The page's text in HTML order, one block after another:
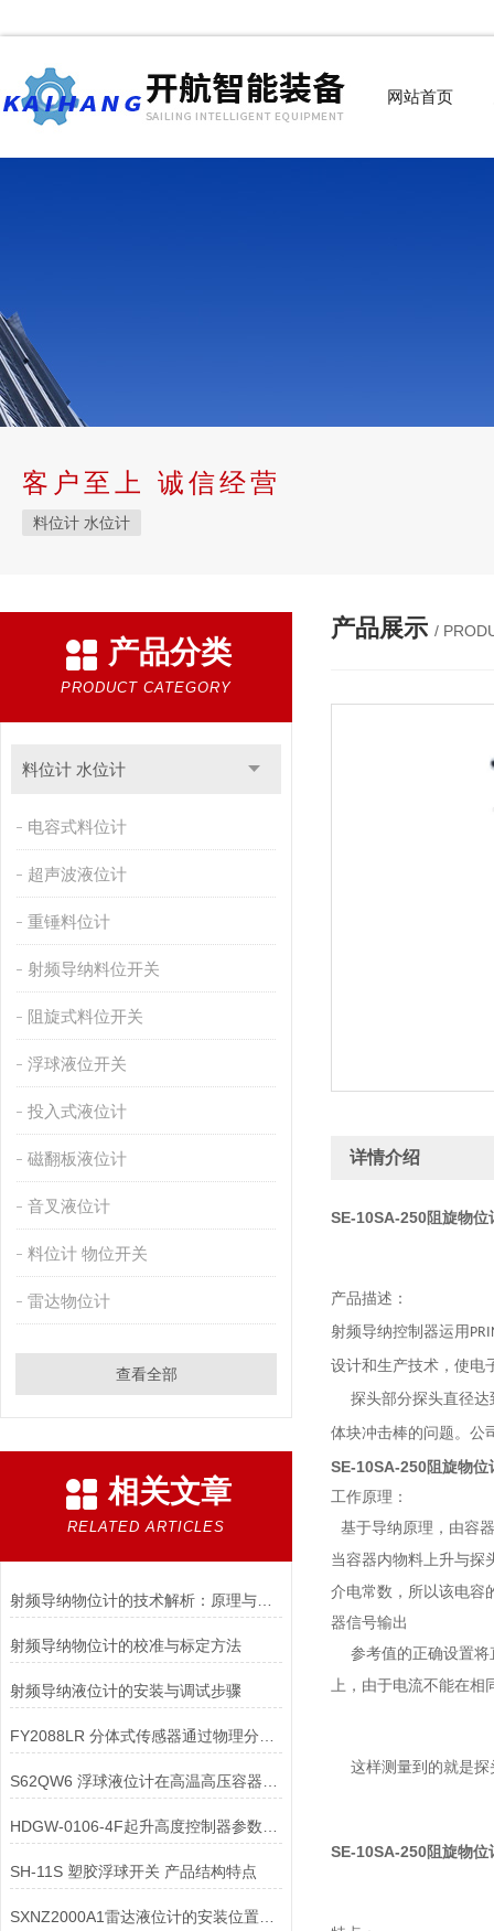
网站首页
客户至上 诚信经营
料位计 水位计
产品分类
PRODUCT CATEGORY
料位计 水位计
电容式料位计
超声波液位计
重锤料位计
射频导纳料位开关
阻旋式料位开关
浮球液位开关
投入式液位计
磁翻板液位计
音叉液位计
料位计 物位开关
雷达物位计
查看全部
相关文章
RELATED ARTICLES
射频导纳物位计的技术解析：原理与应用
射频导纳物位计的校准与标定方法
射频导纳液位计的安装与调试步骤
SH-11S 塑胶浮球开关 产品结构特点
产品展示 /
详情介绍
SE-10SA-250阻旋物位
产品描述：
射频导纳控制器运用
设计和生产技术，使电
探头部分探头直径达
体块冲击棒的问题。公
SE-10SA-250阻旋物位
工作原理：
基于导纳原理，由容
当容器内物料上升与探
介电常数，所以该电容
器信号输出
参考值的正确设置
上，由于电流不能在相
这样测量到的就是
SE-10SA-250阻旋物位